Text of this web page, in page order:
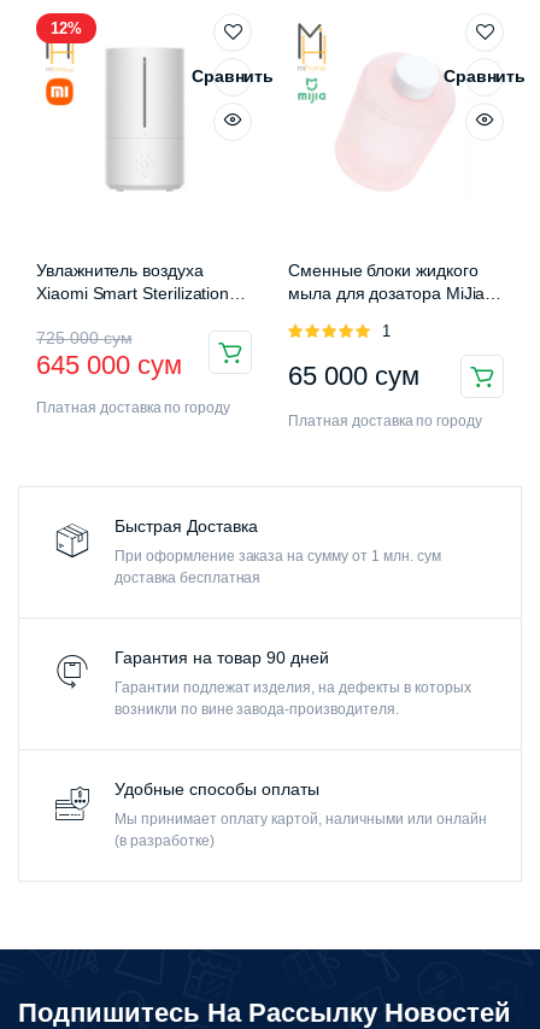
Быстрая Доставка
При оформление заказа на сумму от 1 млн. сум
доставка бесплатная
Гарантия на товар 90 дней
Гарантии подлежат изделия, на дефекты в которых
возникли по вине завода-производителя.
Удобные способы оплаты
Мы принимает оплату картой, наличными или онлайн
(в разработке)
12%
Сравнить
Увлажнитель воздуха
Xiaomi Smart Sterilization
725 000сум
645 000 сум
Платная доставка по городу
Сравнить
Сменные блоки жидкого
мыла для дозатора MiJia
Dispenser
Оценка
1
65 000 сум
Платная доставка по городу
Подпишитесь На Рассылку Новостей